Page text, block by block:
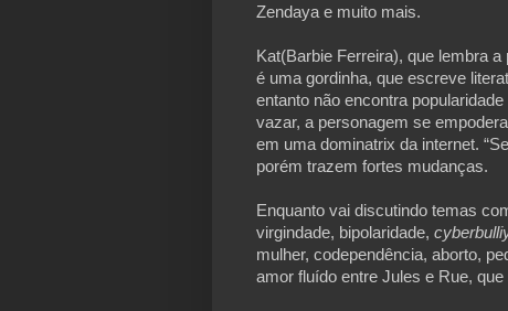
Zendaya e muito mais.
Kat(Barbie Ferreira), que lembra
é uma gordinha, que escreve
entanto não encontra
vazar, a personagem se
em uma dominatrix da internet.
porém trazem fortes mudanças.
Enquanto vai discutindo temas
virgindade, bipolaridade,
mulher, codependência, aborto,
amor fluído entre Jules e Rue,